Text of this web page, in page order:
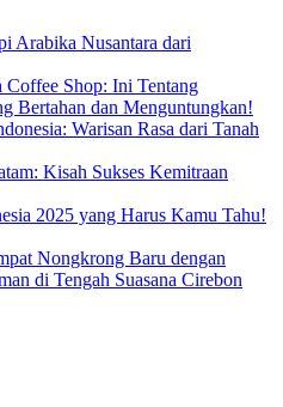
Arabika Nusantara dari
Shop: Ini Tentang
Bertahan dan Menguntungkan!
Warisan Rasa dari Tanah
Kisah Sukses Kemitraan
2025 yang Harus Kamu Tahu!
Nongkrong Baru dengan
di Tengah Suasana Cirebon